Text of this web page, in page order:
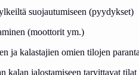
suojautumiseen (pyydykset)
(moottorit ym.)
ja kalastajien omien tilojen
kalan jalostamiseen tarvittavat tilat